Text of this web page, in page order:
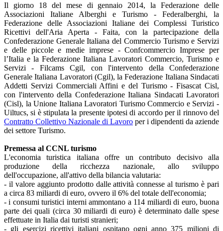
Il giorno 18 del mese di gennaio 2014, la Federazione delle
Associazioni Italiane Alberghi e Turismo - Federalberghi, la
Federazione delle Associazioni Italiane dei Complessi Turistico
Ricettivi dell'Aria Aperta - Faita, con la partecipazione della
Confederazione Generale Italiana del Commercio Turismo e Servizi
e delle piccole e medie imprese - Confcommercio Imprese per
l’Italia e la Federazione Italiana Lavoratori Commercio, Turismo e
Servizi - Filcams Cgil, con l'intervento della Confederazione
Generale Italiana Lavoratori (Cgil), la Federazione Italiana Sindacati
Addetti Servizi Commerciali Affini e del Turismo - Fisascat Cisl,
con l'intervento della Confederazione Italiana Sindacati Lavoratori
(Cisl), la Unione Italiana Lavoratori Turismo Commercio e Servizi -
Uiltucs, si è stipulata la presente ipotesi di accordo per il rinnovo del
Contratto Collettivo Nazionale di Lavoro per i dipendenti da aziende
dei settore Turismo.
Premessa al CCNL turismo
L'economia turistica italiana offre un contributo decisivo alla
produzione della ricchezza nazionale, allo sviluppo
dell'occupazione, all'attivo della bilancia valutaria:
- il valore aggiunto prodotto dalle attività connesse al turismo è pari
a circa 83 miliardi di euro, ovvero il 6% del totale dell'economia;
- i consumi turistici interni ammontano a 114 miliardi di euro, buona
parte dei quali (circa 30 miliardi di euro) è determinato dalle spese
effettuate in Italia dai turisti stranieri;
- gli esercizi ricettivi italiani ospitano ogni anno 375 milioni di